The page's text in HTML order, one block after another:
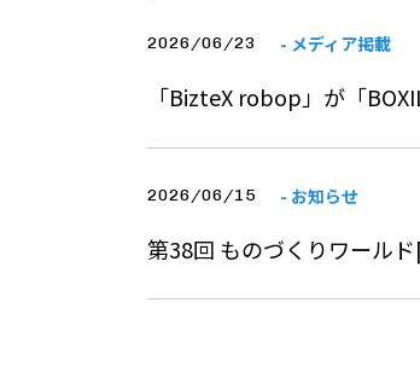
2026/06/23 - メディア掲載
「BizteX robop」が「
2026/06/15 - お知らせ
第38回 ものづくりワール